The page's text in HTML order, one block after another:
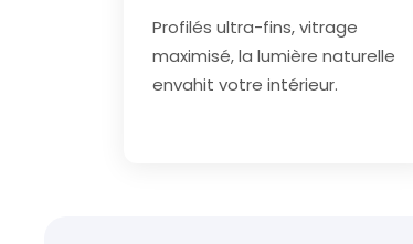
Profilés ultra-fins, vitrage
maximisé, la lumière naturelle
envahit votre intérieur.